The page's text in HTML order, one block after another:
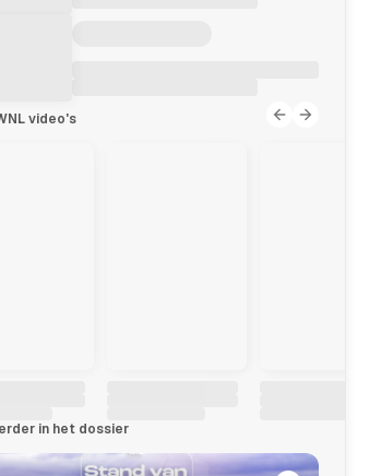
video's
in het dossier